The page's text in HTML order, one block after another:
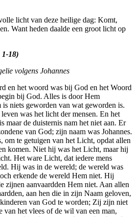
licht van deze heilige dag: Komt,
Want heden daalde een groot licht op
18)
volgens Johannes
en het woord was bij God en het Woord
bij God. Alles is door Hem
niets gewor­den van wat geworden is.
was het licht der mensen. En het
maar de duisternis nam het niet aan. Er
van God; zijn naam was Johannes.
om te getuigen van het Licht, opdat allen
komen. Niet hij was het Licht, maar hij
Het ware Licht, dat iedere mens
Hij was in de wereld; de wereld was
erkende de wereld Hem niet. Hij
zijnen aanvaardden Hem niet. Aan allen
aan hen die in zijn Naam geloven,
van God te worden; Zij zijn niet
van het vlees of de wil van een man,